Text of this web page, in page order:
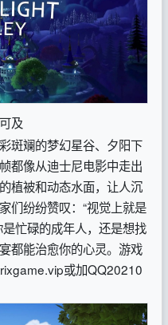
及
斑斓的梦幻星谷、夕阳下
都像从迪士尼电影中走出
植被和动态水面，让人沉
们纷纷赞叹：“视觉上就是
忙碌的成年人，还是想找
都能治愈你的心灵。 游戏
或加QQ20210